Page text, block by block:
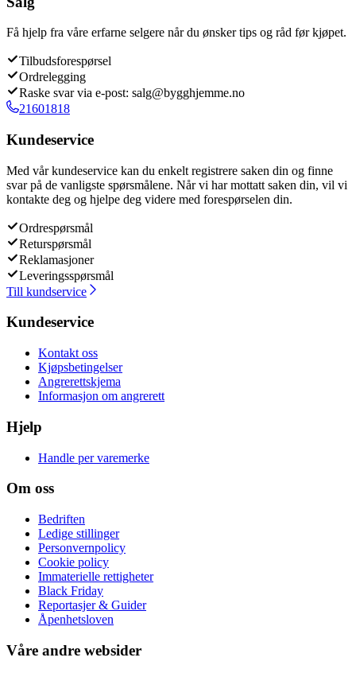
Få hjelp fra våre erfarne selgere når du ønsker tips og råd før kjøpet.
Tilbudsforespørsel
Ordrelegging
Raske svar via e-post: salg@bygghjemme.no
21601818
Kundeservice
Med vår kundeservice kan du enkelt registrere saken din og finne
svar på de vanligste spørsmålene. Når vi har mottatt saken din, vil vi
kontakte deg og hjelpe deg videre med forespørselen din.
Ordrespørsmål
Returspørsmål
Reklamasjoner
Leveringsspørsmål
Till kundservice
Kundeservice
Kontakt oss
Kjøpsbetingelser
Angrerettskjema
Informasjon om angrerett
Hjelp
Handle per varemerke
Om oss
Bedriften
Ledige stillinger
Personvernpolicy
Cookie policy
Immaterielle rettigheter
Black Friday
Reportasjer & Guider
Åpenhetsloven
Våre andre websider